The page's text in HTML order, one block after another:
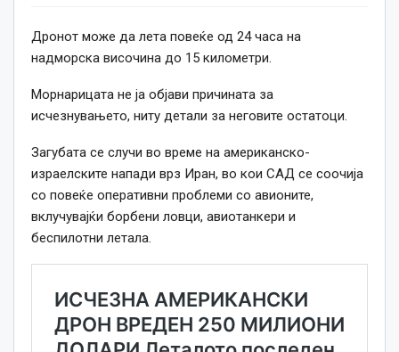
Дронот може да лета повеќе од 24 часа на
надморска височина до 15 километри.
Морнарицата не ја објави причината за
исчезнувањето, ниту детали за неговите остатоци.
Загубата се случи во време на американско-
израелските напади врз Иран, во кои САД се соочија
со повеќе оперативни проблеми со авионите,
вклучувајќи борбени ловци, авиотанкери и
беспилотни летала.